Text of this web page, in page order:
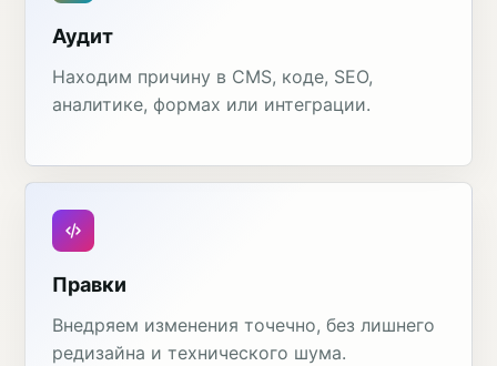
Аудит
Находим причину в CMS, коде, SEO,
аналитике, формах или интеграции.
Правки
Внедряем изменения точечно, без лишнего
редизайна и технического шума.